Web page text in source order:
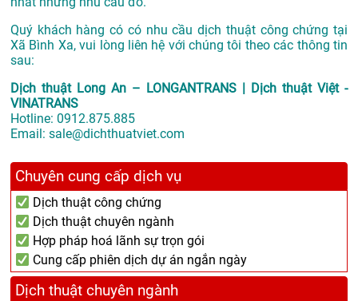
Quý khách hàng có có nhu cầu dịch thuật công chứng tại
Xã Bình Xa, vui lòng liên hệ với chúng tôi theo các thông tin
sau:
Dịch thuật Long An – LONGANTRANS | Dịch thuật Việt -
VINATRANS
Hotline: 0912.875.885
Email: sale@dichthuatviet.com
Chuyên cung cấp dịch vụ
Dịch thuật công chứng
Dịch thuật chuyên ngành
Hợp pháp hoá lãnh sự trọn gói
Cung cấp phiên dịch dự án ngắn ngày
Dịch thuật chuyên ngành